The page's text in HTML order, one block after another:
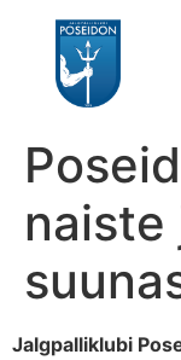
naiste
Jalgpalliklubi